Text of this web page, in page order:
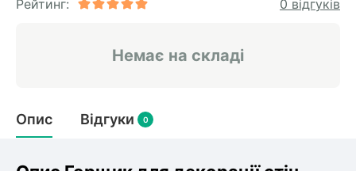
Рейтинг:
0 відгуків
Немає на складі
Опис Відгуки 0